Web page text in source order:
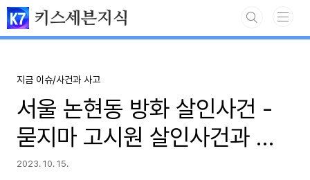
본문 바로가기
키스세븐지식
지금 이슈/사건과 사고
서울 논현동 방화 살인사건 -
묻지마 고시원 살인사건과 범
인 정상진 근황
2023. 10. 15.